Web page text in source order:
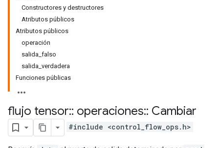
Constructores y destructores
Atributos públicos
Atributos públicos
operación
salida_falso
salida_verdadera
Funciones públicas
flujo tensor:: operaciones:: Cambiar
#include <control_flow_ops.h>